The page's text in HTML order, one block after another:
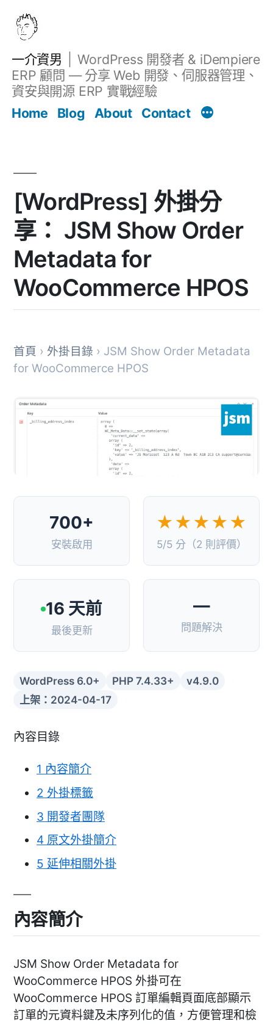
一介資男
WordPress 開發者 & iDempiere
ERP 顧問 — 分享 Web 開發、伺服器管理、
資安與開源 ERP 實戰經驗
Home
Blog About Contact
[WordPress] 外掛分
享： JSM Show Order
Metadata for
WooCommerce HPOS
首頁 › 外掛目錄 › JSM Show Order Metadata
for WooCommerce HPOS
700+
安裝啟用
★★★★★
5/5 分（2 則評價）
16 天前
最後更新
—
問題解決
WordPress 6.0+ PHP 7.4.33+
v4.9.0
上架：2024-04-17
內容目錄
1 內容簡介
2 外掛標籤
3 開發者團隊
4 原文外掛簡介
5 延伸相關外掛
內容簡介
JSM Show Order Metadata for
WooCommerce HPOS 外掛可在
WooCommerce HPOS 訂單編輯頁面底部顯示
訂單的元資料鍵及未序列化的值，方便管理和檢
文章